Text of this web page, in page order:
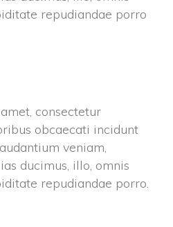
repudiandae porro
consectetur
obcaecati incidunt
veniam,
ducimus, illo, omnis
repudiandae porro.